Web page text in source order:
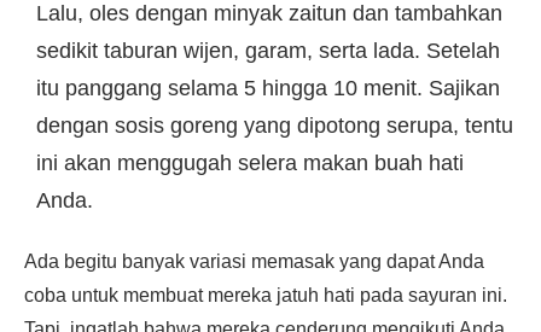
Lalu, oles dengan minyak zaitun dan tambahkan
sedikit taburan wijen, garam, serta lada. Setelah
itu panggang selama 5 hingga 10 menit. Sajikan
dengan sosis goreng yang dipotong serupa, tentu
ini akan menggugah selera makan buah hati
Anda.
Ada begitu banyak variasi memasak yang dapat Anda
coba untuk membuat mereka jatuh hati pada sayuran ini.